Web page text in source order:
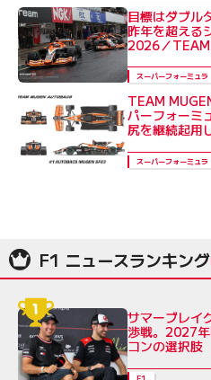
目標はダブル
昨年を超える
2026／TEAM
スーパーフォーミュラ
TEAM
パーフォーミ
尻を継続起用
スーパーフォーミュラ
F1 ニュースランキング
サマーブレイ
渉戦。2027
コンの選択肢
F1